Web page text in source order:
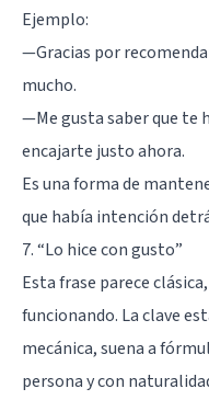
Ejemplo:
—Gracias por
mucho.
—Me gusta saber que te
encajarte justo ahora.
Es una forma de
que había intención
7. “Lo hice con gusto”
Esta frase parece
funcionando. La clave
mecánica, suena a
persona y con